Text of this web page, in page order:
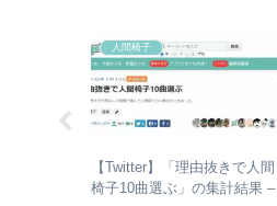
人間椅子
【Twitter】「理由抜きで人間
椅子10曲選ぶ」の集計結果 –